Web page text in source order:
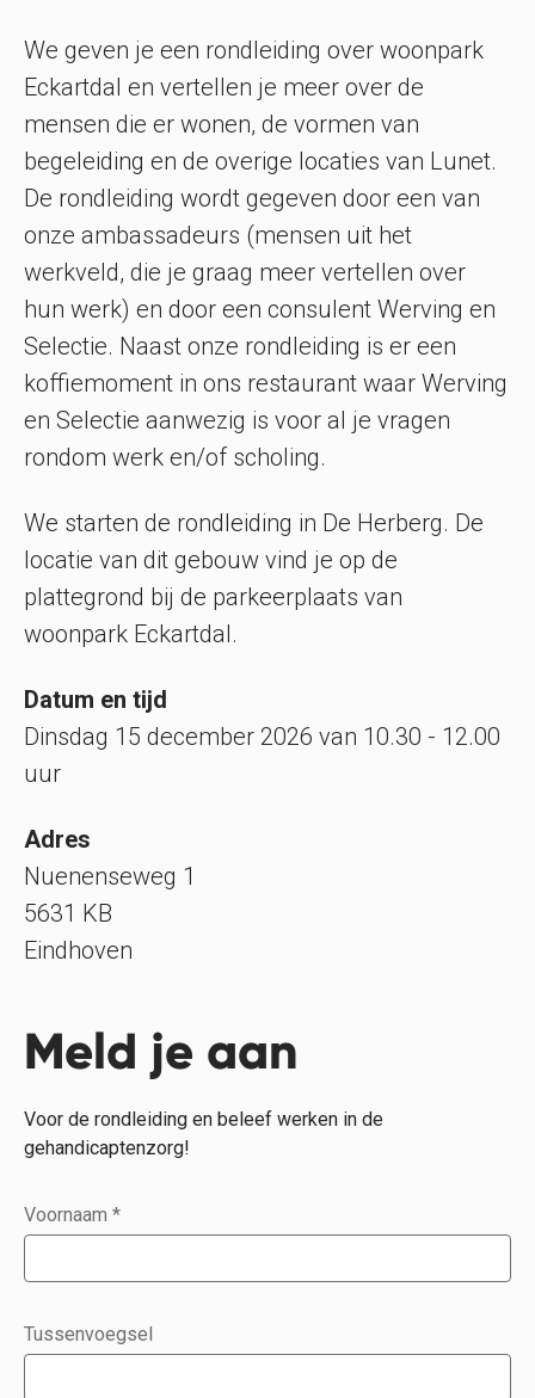
We geven je een rondleiding over woonpark
Eckartdal en vertellen je meer over de
mensen die er wonen, de vormen van
begeleiding en de overige locaties van Lunet.
De rondleiding wordt gegeven door een van
onze ambassadeurs (mensen uit het
werkveld, die je graag meer vertellen over
hun werk) en door een consulent Werving en
Selectie. Naast onze rondleiding is er een
koffiemoment in ons restaurant waar Werving
en Selectie aanwezig is voor al je vragen
rondom werk en/of scholing.
We starten de rondleiding in De Herberg. De
locatie van dit gebouw vind je op de
plattegrond bij de parkeerplaats van
woonpark Eckartdal.
Datum en tijd
Dinsdag 15 december 2026 van 10.30 - 12.00
uur
Adres
Nuenenseweg 1
5631 KB
Eindhoven
Meld je aan
Voor de rondleiding en beleef werken in de
gehandicaptenzorg!
Voornaam *
Tussenvoegsel